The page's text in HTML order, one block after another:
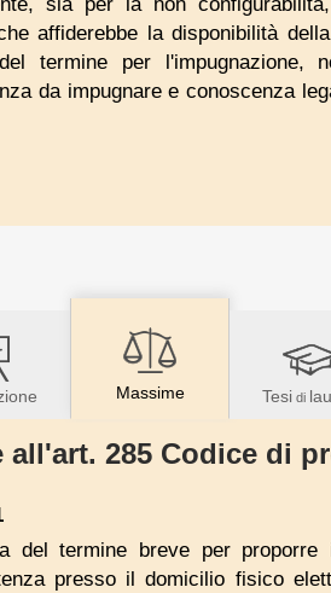
affiderebbe la disponibilità
termine per l'impugnazione,
da impugnare e conoscenza
Massime Tesi di
all'art. 285 Codice di
del termine breve per
presso il domicilio fisico